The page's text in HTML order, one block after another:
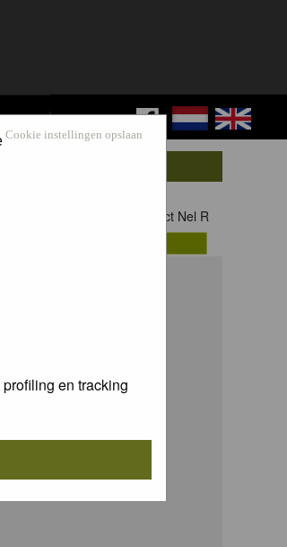
IN
Cookie instellingen opslaan
en tracking
Contact Nel R